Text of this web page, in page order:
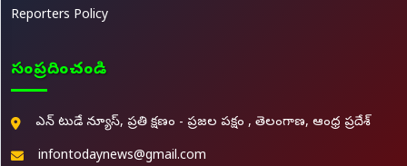
Reporters Policy
సంప్రదించండి
ఎన్ టుడే న్యూస్, ప్రతి క్షణం - ప్రజల పక్షం , తెలంగాణ, ఆంధ్ర ప్రదేశ్
infontodaynews@gmail.com